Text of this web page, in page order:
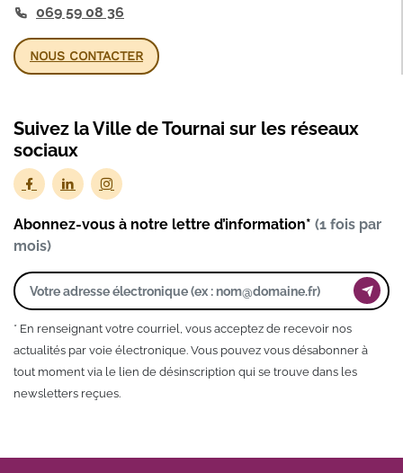
069 59 08 36
NOUS CONTACTER
Suivez la Ville de Tournai sur les réseaux
sociaux
Abonnez-vous à notre lettre d’information* (1 fois par
mois)
* En renseignant votre courriel, vous acceptez de recevoir nos
actualités par voie électronique. Vous pouvez vous désabonner à
tout moment via le lien de désinscription qui se trouve dans les
newsletters reçues.